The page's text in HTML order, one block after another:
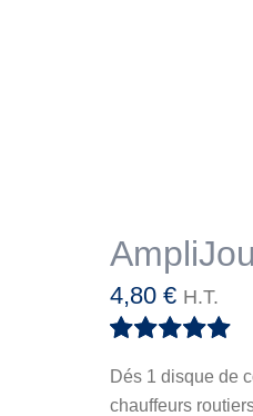
Note 5.00
sur
5
4,80 € H.T.
Dés 1 disque de
chauffeurs